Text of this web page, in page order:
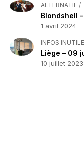
ALTERNATIF /
Blondshell
1 avril 2024
INFOS
Liège – 09
10 juillet 2023